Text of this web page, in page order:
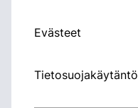
Evästeet
Tietosuojakäytäntö